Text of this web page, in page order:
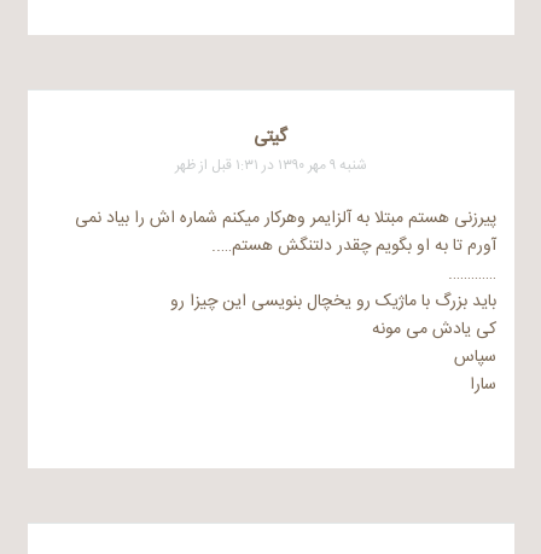
گیتی
شنبه ۹ مهر ۱۳۹۰ در ۱:۳۱ قبل از ظهر
پیرزنی هستم مبتلا به آلزایمر وهرکار میکنم شماره اش را بیاد نمی
آورم تا به او بگویم چقدر دلتنگش هستم…..
………….
باید بزرگ با ماژیک رو یخچال بنویسی این چیزا رو
کی یادش می مونه
سپاس
سارا